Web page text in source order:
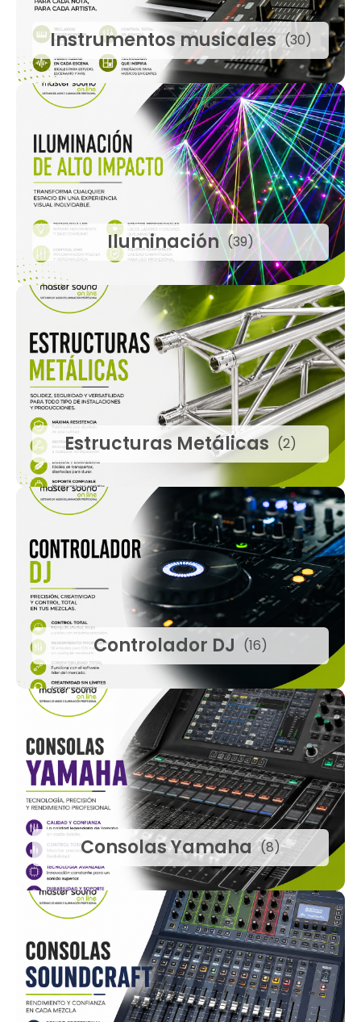
Instrumentos musicales (30)
Iluminación (39)
Estructuras Metálicas (2)
Controlador DJ (16)
Consolas Yamaha (8)